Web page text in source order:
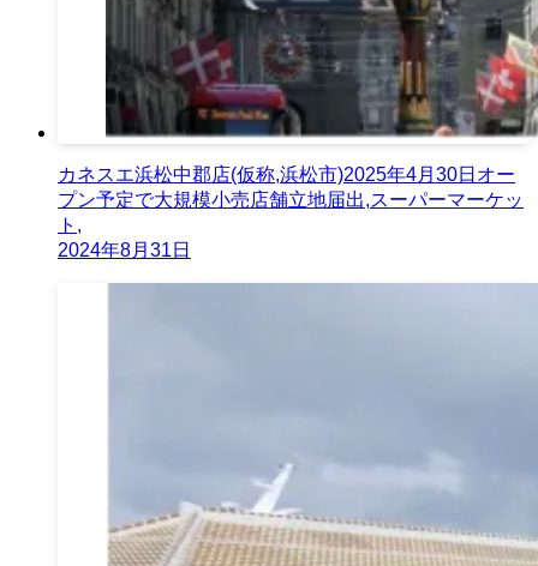
カネスエ浜松中郡店(仮称,浜松市)2025年4月30日オー
プン予定で大規模小売店舗立地届出,スーパーマーケッ
ト,
2024年8月31日